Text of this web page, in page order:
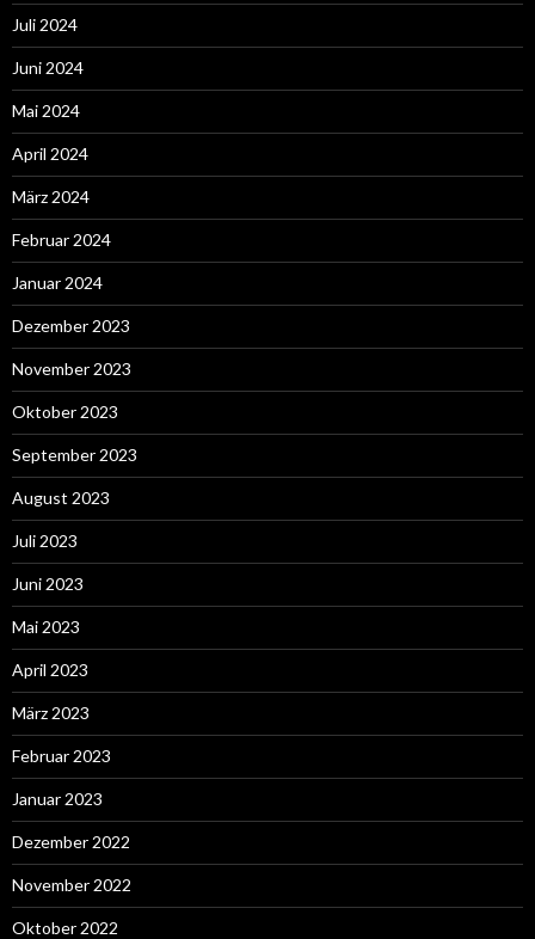
Juli 2024
Juni 2024
Mai 2024
April 2024
März 2024
Februar 2024
Januar 2024
Dezember 2023
November 2023
Oktober 2023
September 2023
August 2023
Juli 2023
Juni 2023
Mai 2023
April 2023
März 2023
Februar 2023
Januar 2023
Dezember 2022
November 2022
Oktober 2022